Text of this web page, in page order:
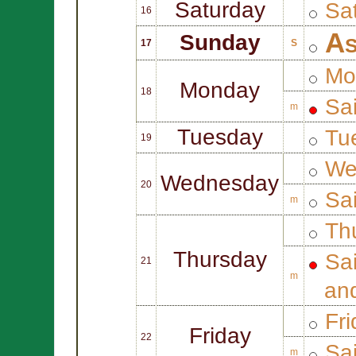
16 Saturday
17 Sunday S
18 Monday
m
19 Tuesday
20 Wednesday
m
21 Thursday
m
22 Friday
m